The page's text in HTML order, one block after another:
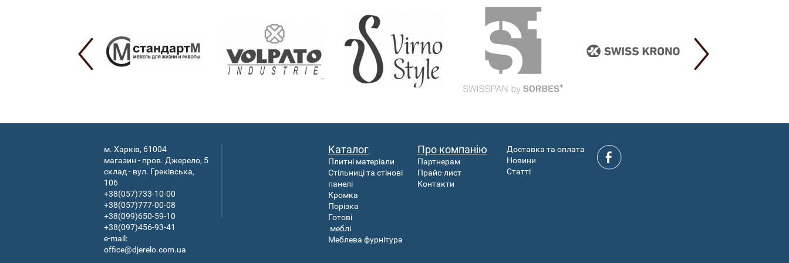
м. Харків, 61004
магазин - пров. Джерело, 5
склад - вул. Греківська,
106
+38(057)733-10-00
+38(057)777-00-08
+38(099)650-59-10
+38(097)456-93-41
e-mail:
office@djerelo.com.ua
Каталог
Плитні матеріали
Стільниці та стінові
панелі
Кромка
Порізка
Готові
меблі
Меблева фурнітура
Про компанію
Партнерам
Прайс-лист
Контакти
Доставка та оплата
Новини
Статті